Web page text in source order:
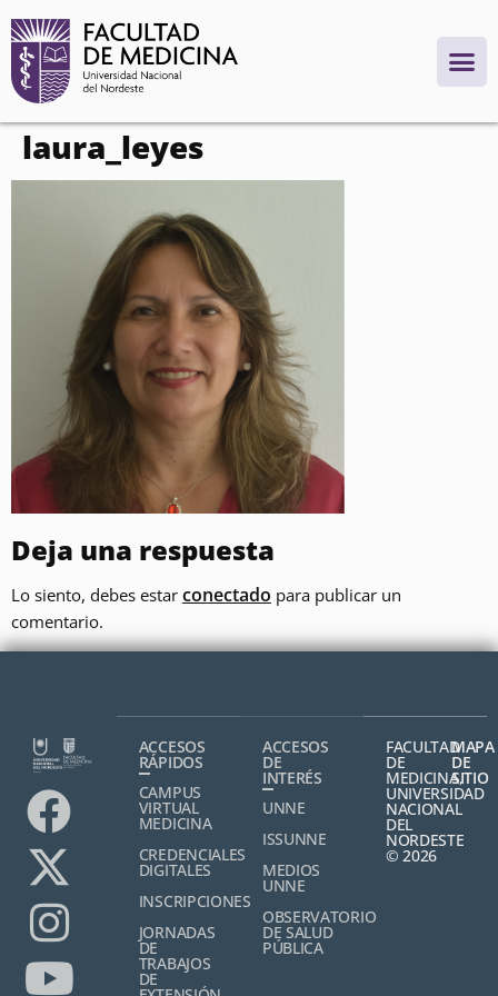
contenido
laura_leyes
Deja una respuesta
Lo siento, debes estar conectado para publicar un
comentario.
ACCESOS
RÁPIDOS
CAMPUS
VIRTUAL
MEDICINA
CREDENCIALES
DIGITALES
INSCRIPCIONES
JORNADAS
DE
TRABAJOS
DE
ACCESOS
DE
INTERÉS
UNNE
ISSUNNE
MEDIOS
UNNE
OBSERVATORIO
DE SALUD
PÚBLICA
FACULTAD
DE
MEDICINA,
UNIVERSIDAD
NACIONAL
DEL
NORDESTE
© 2026
MAPA
DE
SITIO